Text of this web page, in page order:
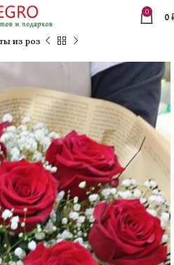
0 0
из роз